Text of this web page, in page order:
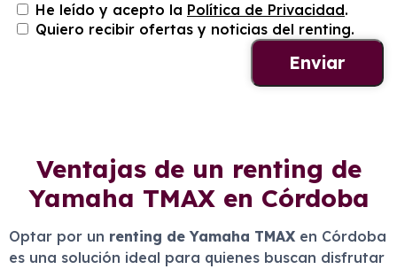
He leído y acepto la Política de Privacidad.
Quiero recibir ofertas y noticias del renting.
Ventajas de un renting de
Yamaha TMAX en Córdoba
Optar por un renting de Yamaha TMAX en Córdoba
es una solución ideal para quienes buscan disfrutar